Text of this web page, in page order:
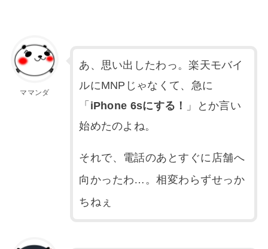
ママンダ
あ、思い出したわっ。楽天モバイ
ルにMNPじゃなくて、急に
「 iPhone 6sにする！
」とか言い
始めたのよね。
それで、電話のあとすぐに店舗へ
向かったわ…。相変わらずせっか
ちねぇ